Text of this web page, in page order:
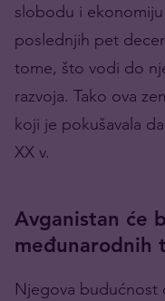
slobodu i
poslednjih pet
tome, što vodi do
razvoja. Tako ova
koji je pokušavala
XX v.
Avganistan će
međunarodnih
Njegova budućnost